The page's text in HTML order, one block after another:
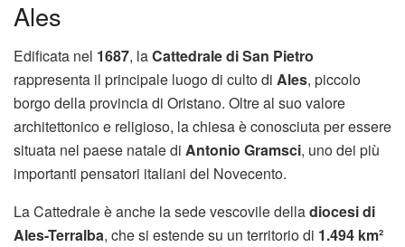
Ales
Edificata nel 1687, laCattedrale di San Pietro
rappresenta il principale luogo di culto di Ales, piccolo
borgo della provincia di Oristano. Oltre al suo valore
architettonico e religioso, la chiesa è conosciuta per essere
situata nel paese natale di Antonio Gramsci, uno dei più
importanti pensatori italiani del Novecento.
La Cattedrale è anche la sede vescovile delladiocesi di
Ales-Terralba, che si estende su un territorio di 1.494 km²